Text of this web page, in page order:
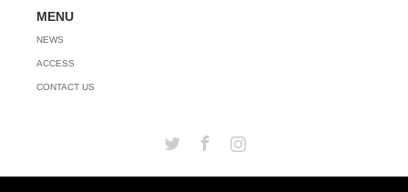
MENU
NEWS
ACCESS
CONTACT US
Twitter Facebook